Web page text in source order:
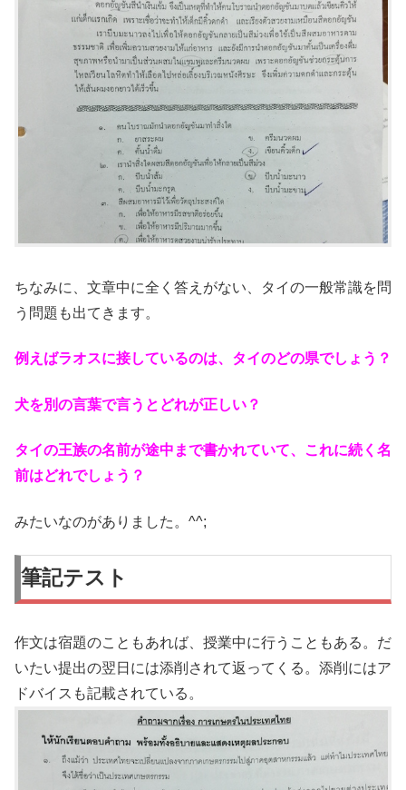
ちなみに、文章中に全く答えがない、タイの一般常識を問
う問題も出てきます。
例えばラオスに接しているのは、タイのどの県でしょう？
犬を別の言葉で言うとどれが正しい？
タイの王族の名前が途中まで書かれていて、これに続く名
前はどれでしょう？
みたいなのがありました。^^;
筆記テスト
作文は宿題のこともあれば、授業中に行うこともある。だ
いたい提出の翌日には添削されて返ってくる。添削にはア
ドバイスも記載されている。